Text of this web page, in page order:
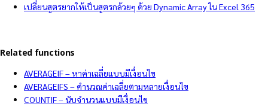
เปลี่ยนสูตรยากให้เป็นสูตรกล้วยๆ ด้วย Dynamic Array ใน Excel 365
Related functions
AVERAGEIF – หาค่าเฉลี่ยแบบมีเงื่อนไข
AVERAGEIFS – คำนวณค่าเฉลี่ยตามหลายเงื่อนไข
COUNTIF – นับจำนวนแบบมีเงื่อนไข